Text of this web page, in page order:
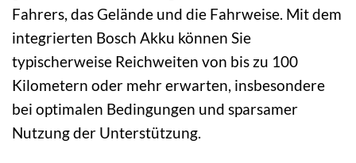
Fahrers, das Gelände und die Fahrweise. Mit dem
integrierten Bosch Akku können Sie
typischerweise Reichweiten von bis zu 100
Kilometern oder mehr erwarten, insbesondere
bei optimalen Bedingungen und sparsamer
Nutzung der Unterstützung.